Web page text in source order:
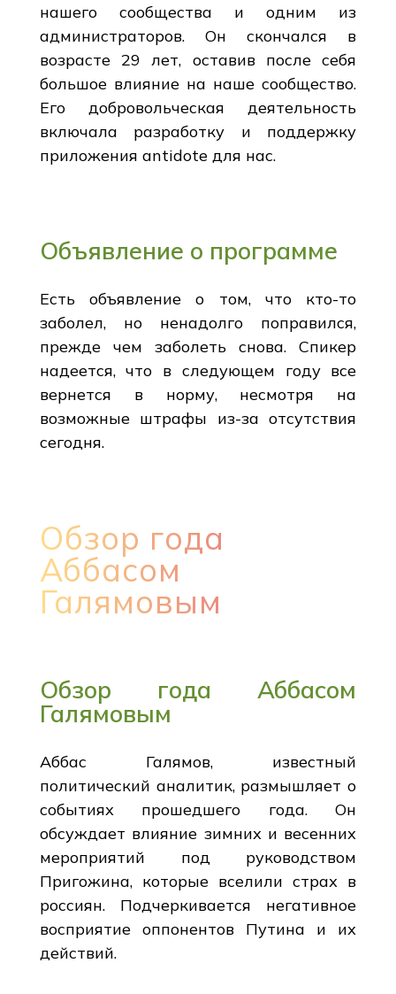
нашего сообщества и одним из
администраторов. Он скончался в
возрасте 29 лет, оставив после себя
большое влияние на наше сообщество.
Его добровольческая деятельность
включала разработку и поддержку
приложения antidote для нас.
Объявление о программе
Есть объявление о том, что кто-то
заболел, но ненадолго поправился,
прежде чем заболеть снова. Спикер
надеется, что в следующем году все
вернется в норму, несмотря на
возможные штрафы из-за отсутствия
сегодня.
Обзор года
Аббасом
Галямовым
Обзор года Аббасом
Галямовым
Аббас Галямов, известный
политический аналитик, размышляет о
событиях прошедшего года. Он
обсуждает влияние зимних и весенних
мероприятий под руководством
Пригожина, которые вселили страх в
россиян. Подчеркивается негативное
восприятие оппонентов Путина и их
действий.